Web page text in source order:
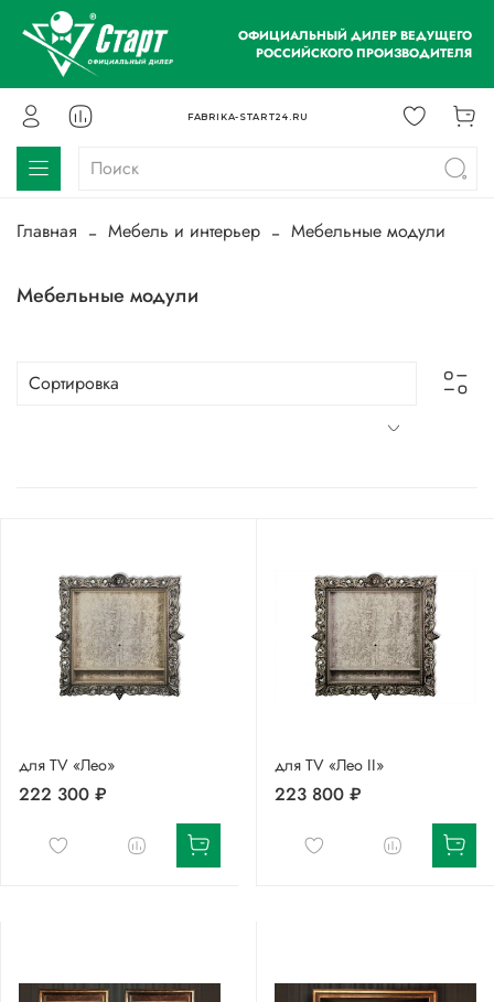
ОФИЦИАЛЬНЫЙ ДИЛЕР ВЕДУЩЕГО
РОССИЙСКОГО ПРОИЗВОДИТЕЛЯ
FABRIKA-START24.RU
Главная Мебель и интерьер Мебельные модули
Мебельные модули
для TV «Лео»
222 300 ₽
для TV «Лео II»
223 800 ₽